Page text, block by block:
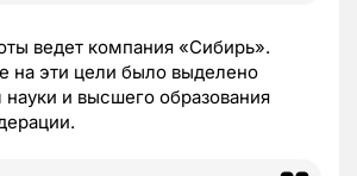
ведет компания «Сибирь».
на эти цели было выделено
и высшего образования